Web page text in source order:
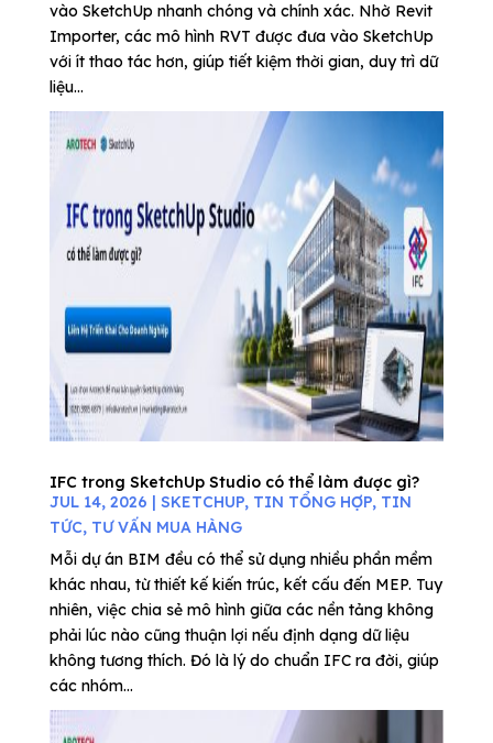
vào SketchUp nhanh chóng và chính xác. Nhờ Revit
Importer, các mô hình RVT được đưa vào SketchUp
với ít thao tác hơn, giúp tiết kiệm thời gian, duy trì dữ
liệu...
IFC trong SketchUp Studio có thể làm được gì?
JUL 14, 2026 | SKETCHUP, TIN TỔNG HỢP, TIN
TỨC, TƯ VẤN MUA HÀNG
Mỗi dự án BIM đều có thể sử dụng nhiều phần mềm
khác nhau, từ thiết kế kiến trúc, kết cấu đến MEP. Tuy
nhiên, việc chia sẻ mô hình giữa các nền tảng không
phải lúc nào cũng thuận lợi nếu định dạng dữ liệu
không tương thích. Đó là lý do chuẩn IFC ra đời, giúp
các nhóm...